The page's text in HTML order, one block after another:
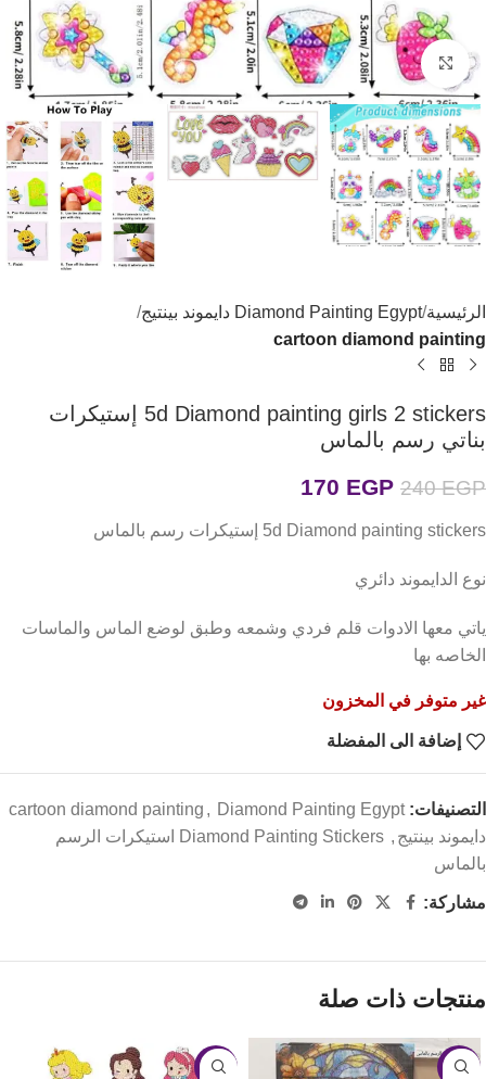
اضغط للتكبير
الرئيسية Diamond Painting Egypt دايموند بينتيج
cartoon diamond painting
5d Diamond painting girls 2 stickers إستيكرات
بناتي رسم بالماس
240EGP
170 EGP
5d Diamond painting stickers إستيكرات رسم بالماس
نوع الدايموند دائري
ياتي معها الادوات قلم فردي وشمعه وطبق لوضع الماس والماسات
الخاصه بها
غير متوفر في المخزون
إضافة الى المفضلة
التصنيفات: cartoon diamond painting , Diamond Painting Egypt
دايموند بينتيج ,
Diamond Painting Stickers استيكرات الرسم
بالماس
مشاركة:
منتجات ذات صلة
-3%
-26%